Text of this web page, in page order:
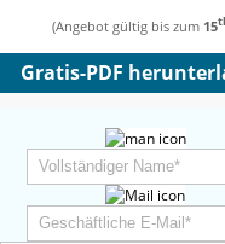
(Angebot gültig bis zum 15
Gratis-PDF